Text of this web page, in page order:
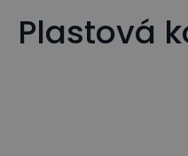
Plastová